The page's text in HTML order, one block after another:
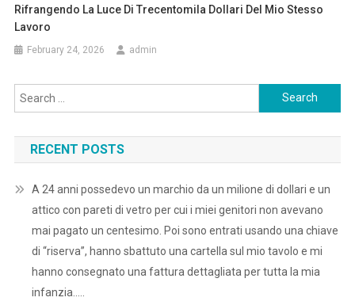
Rifrangendo La Luce Di Trecentomila Dollari Del Mio Stesso
Lavoro
February 24, 2026 admin
Search
for:
RECENT POSTS
A 24 anni possedevo un marchio da un milione di dollari e un
attico con pareti di vetro per cui i miei genitori non avevano
mai pagato un centesimo. Poi sono entrati usando una chiave
di “riserva”, hanno sbattuto una cartella sul mio tavolo e mi
hanno consegnato una fattura dettagliata per tutta la mia
infanzia…..